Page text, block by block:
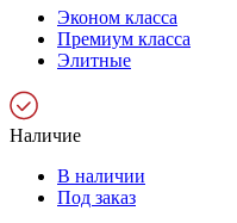
Эконом класса
Премиум класса
Элитные
Наличие
В наличии
Под заказ